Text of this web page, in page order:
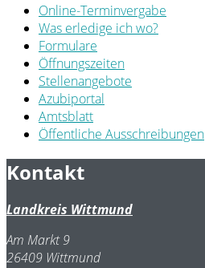
Online-Terminvergabe
Was erledige ich wo?
Formulare
Öffnungszeiten
Stellenangebote
Azubiportal
Amtsblatt
Öffentliche Ausschreibungen
Kontakt
Landkreis Wittmund
Am Markt 9
26409 Wittmund